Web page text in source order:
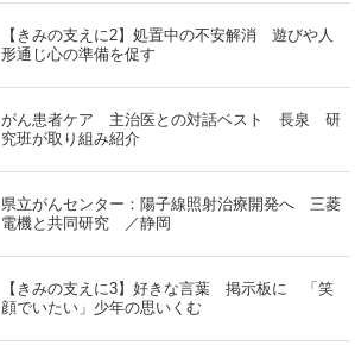
【きみの支えに2】処置中の不安解消 遊びや人
形通じ心の準備を促す
がん患者ケア 主治医との対話ベスト 長泉 研
究班が取り組み紹介
県立がんセンター：陽子線照射治療開発へ 三菱
電機と共同研究 ／静岡
【きみの支えに3】好きな言葉 掲示板に 「笑
顔でいたい」少年の思いくむ